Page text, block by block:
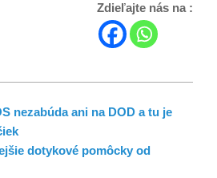
Zdieľajte nás na :
nezabúda ani na DOD a tu je
dotykové pomôcky od